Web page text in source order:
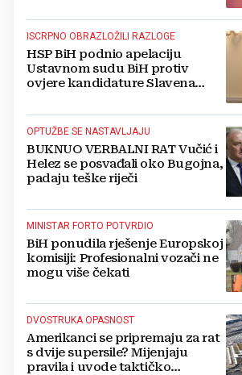
ISCRPNO OBRAZLOŽILI RAZLOGE
HSP BiH podnio apelaciju
Ustavnom sudu BiH protiv
ovjere kandidature Slavena
OPTUŽBE SE NASTAVLJAJU
BUKNUO VERBALNI RAT Vučić i
Helez se posvađali oko Bugojna,
padaju teške riječi
MINISTAR FORTO POTVRDIO
BiH ponudila rješenje Europskoj
komisiji: Profesionalni vozači ne
mogu više čekati
DVOSTRUKA OPASNOST
Amerikanci se pripremaju za rat
s dvije supersile? Mijenjaju
pravila i uvode taktičko